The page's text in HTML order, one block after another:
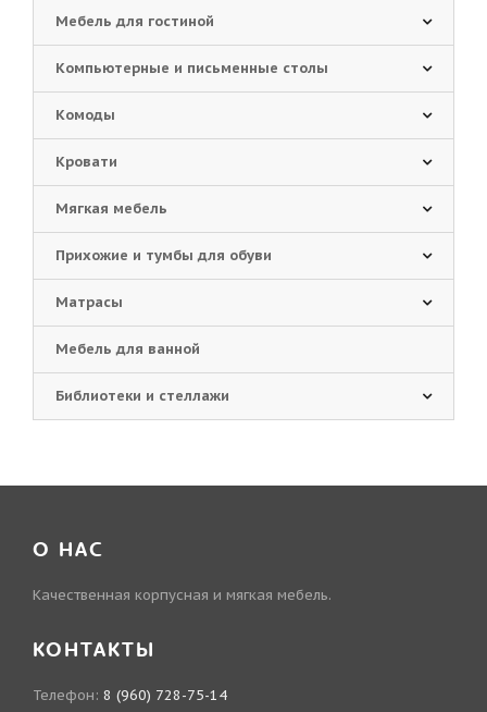
Мебель для гостиной
Компьютерные и письменные столы
Комоды
Кровати
Мягкая мебель
Прихожие и тумбы для обуви
Матрасы
Мебель для ванной
Библиотеки и стеллажи
О НАС
Качественная корпусная и мягкая мебель.
КОНТАКТЫ
Телефон: 8 (960) 728-75-14